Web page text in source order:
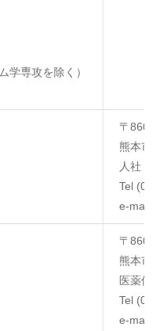
学専攻を除く）
〒860-
熊本市
人社・
Tel
e-mail
〒860-
熊本市
医薬保
Tel
e-mail